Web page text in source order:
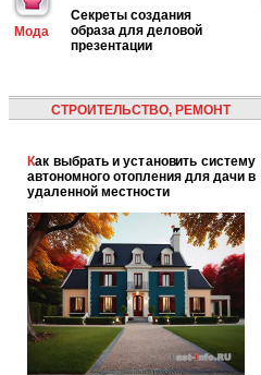
Мода
Секреты создания
образа для деловой
презентации
СТРОИТЕЛЬСТВО, РЕМОНТ
Как выбрать и установить систему
автономного отопления для дачи в
удаленной местности